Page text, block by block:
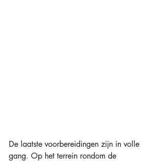
De laatste voorbereidingen zijn in volle
gang. Op het terrein rondom de